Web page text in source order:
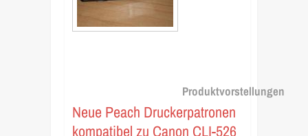
Produktvorstellungen
Neue Peach Druckerpatronen
kompatibel zu Canon CLI-526